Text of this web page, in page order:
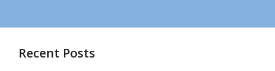
Recent Posts